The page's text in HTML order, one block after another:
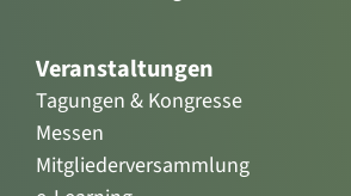
Veranstaltungen
Tagungen & Kongresse
Messen
Mitgliederversammlung